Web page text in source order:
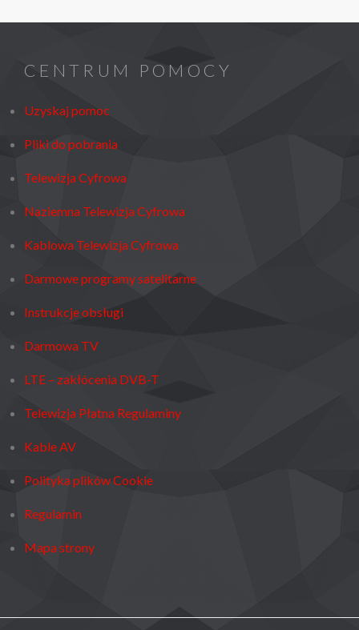
(LCD
CENTRUM POMOCY
Uzyskaj pomoc
Pliki do pobrania
Telewizja Cyfrowa
Naziemna Telewizja Cyfrowa
Kablowa Telewizja Cyfrowa
Darmowe programy satelitarne
Instrukcje obsługi
Darmowa TV
LTE – zakłócenia DVB-T
Telewizja Płatna Regulaminy
Kable AV
Polityka plików Cookie
Regulamin
Mapa strony